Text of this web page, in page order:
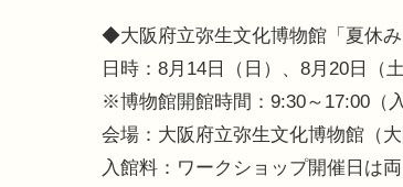
◆大阪府立弥生文化博物館「夏休み
日時：8月14日（日）、8月20日（
※博物館開館時間：9:30～17:00（
会場：大阪府立弥生文化博物館（
入館料：ワークショップ開催日は